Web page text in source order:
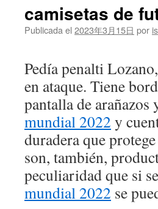
camisetas de
Publicada el 2023年3月15日 por
Pedía penalti
en ataque. Tiene
pantalla de
mundial 2022 y
duradera que
son, también,
peculiaridad que si
mundial 2022 se